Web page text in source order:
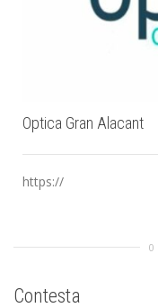
Optica Gran Alacant
https://
0
Contesta